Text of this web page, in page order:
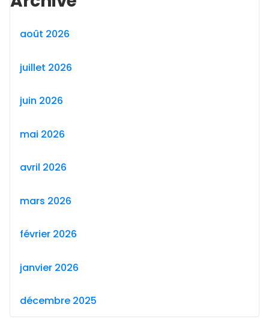
août 2026
juillet 2026
juin 2026
mai 2026
avril 2026
mars 2026
février 2026
janvier 2026
décembre 2025